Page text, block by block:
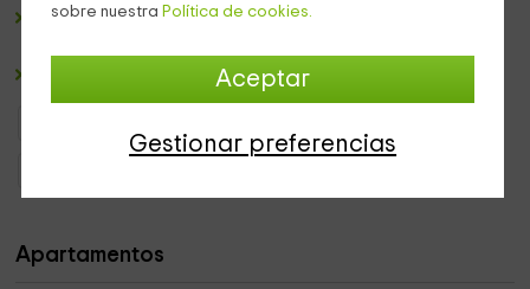
sobre nuestra Política de cookies.
Aceptar
Gestionar preferencias
Una amplia piscinacon tumbonas en la parte del
Un poche con tumbonas
Apartamentos